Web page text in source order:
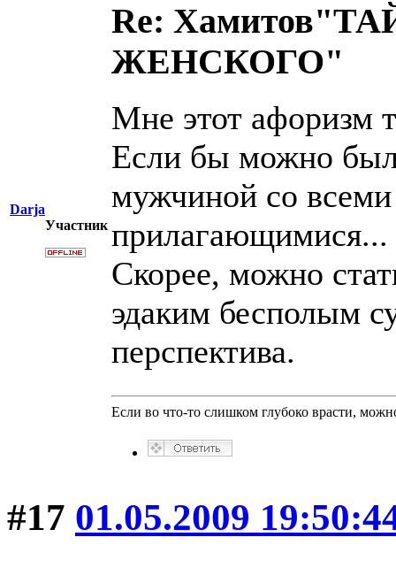
Darja
Участник
Re:
ЖЕНСКОГО"
Мне этот афоризм
Если бы можно
мужчиной со
прилагающимися...
Скорее, можно
эдаким бесполым
перспектива.
Если во что-то слишком глубоко врасти,
#17 01.05.2009